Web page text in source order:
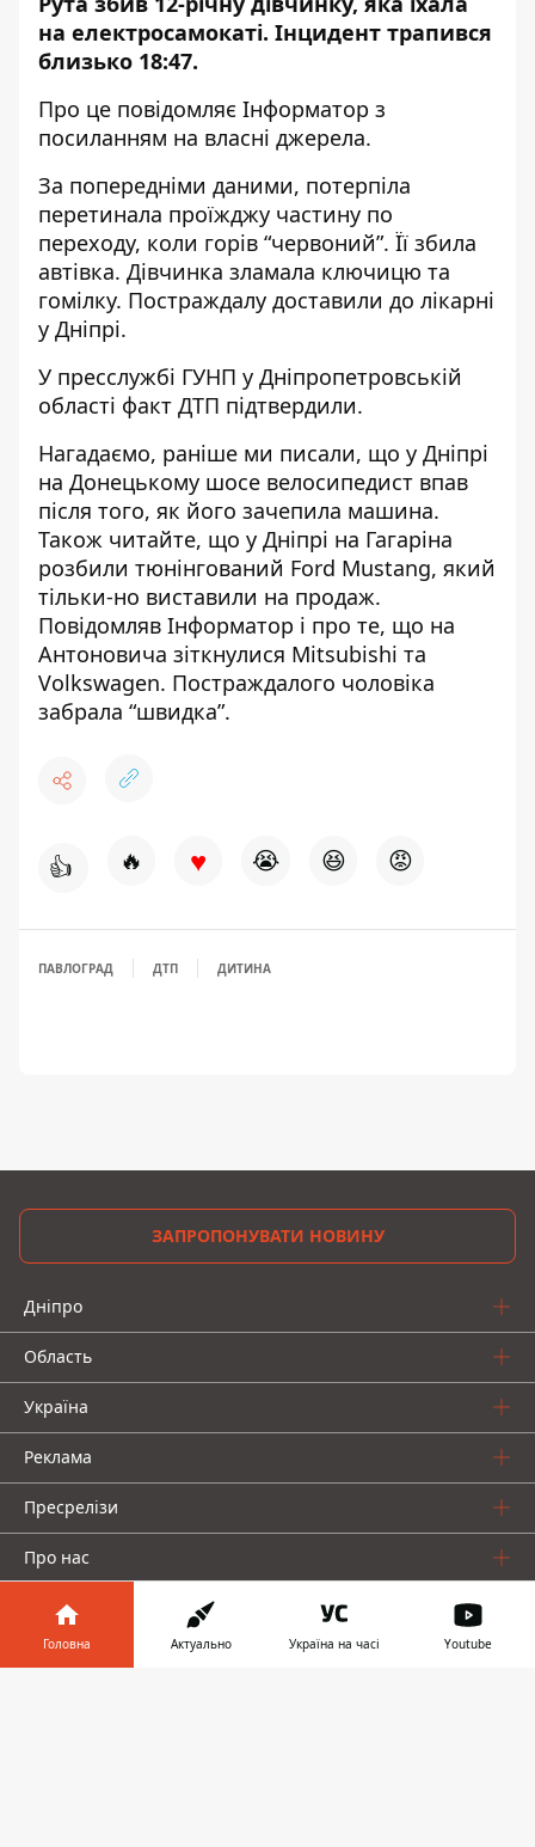
на електросамокаті. Інцидент трапився
близько 18:47.
Про це повідомляє Інформатор з
посиланням на власні джерела.
За попередніми даними, потерпіла
перетинала проїжджу частину по
переходу, коли горів “червоний”. Її збила
автівка. Дівчинка зламала ключицю та
гомілку. Постраждалу доставили до лікарні
у Дніпрі.
У пресслужбі ГУНП у Дніпропетровській
області факт ДТП підтвердили.
Нагадаємо, раніше ми писали, що у Дніпрі
на Донецькому шосе велосипедист впав
після того, як його зачепила машина.
Також читайте, що у Дніпрі на Гагаріна
розбили тюнінгований Ford Mustang, який
тільки-но виставили на продаж.
Повідомляв Інформатор і про те, що на
Антоновича зіткнулися Mitsubishi та
Volkswagen. Постраждалого чоловіка
забрала “швидка”.
👍 🔥 ♥ 😭 😆 😡
ПАВЛОГРАД ДТП ДИТИНА
ЗАПРОПОНУВАТИ НОВИНУ
Дніпро
Область
Україна
Реклама
Пресрелізи
Про нас
Головна Актуально Україна на часі Youtube